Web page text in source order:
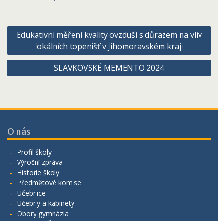
Navigace
příspěvek
Edukativní měření kvality ovzduší s důrazem na vliv
lokálních topenišť v Jihomoravském kraji
SLAVKOVSKÉ MEMENTO 2024
O nás
Profil školy
Výroční zpráva
Historie školy
Předmětové komise
Učebnice
Učebny a kabinety
Obory gymnázia